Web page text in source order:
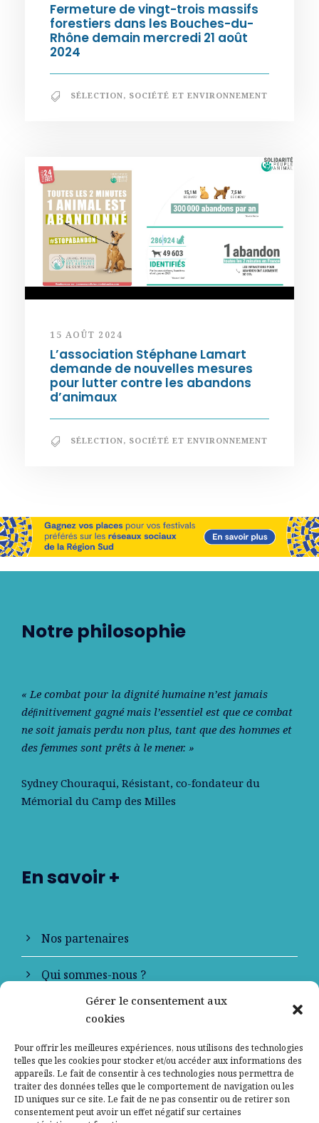
Gérer le consentement aux
cookies
Pour offrir les meilleures expériences, nous utilisons des technologies
telles que les cookies pour stocker et/ou accéder aux informations des
appareils. Le fait de consentir à ces technologies nous permettra de
traiter des données telles que le comportement de navigation ou les
ID uniques sur ce site. Le fait de ne pas consentir ou de retirer son
consentement peut avoir un effet négatif sur certaines
Fermeture de vingt-trois massifs
forestiers dans les Bouches-du-
Rhône demain mercredi 21 août
2024
SÉLECTION, SOCIÉTÉ ET ENVIRONNEMENT
15 AOÛT 2024
L’association Stéphane Lamart
demande de nouvelles mesures
pour lutter contre les abandons
d’animaux
SÉLECTION, SOCIÉTÉ ET ENVIRONNEMENT
Notre philosophie
« Le combat pour la dignité humaine n’est jamais
déﬁnitivement gagné mais l’essentiel est que ce combat
ne soit jamais perdu non plus, tant que des hommes et
des femmes sont prêts à le mener. »
Sydney Chouraqui, Résistant, co-fondateur du
Mémorial du Camp des Milles
En savoir +
Nos partenaires
Qui sommes-nous ?
Contactez-nous
Mentions légales
Politique de confidentialité